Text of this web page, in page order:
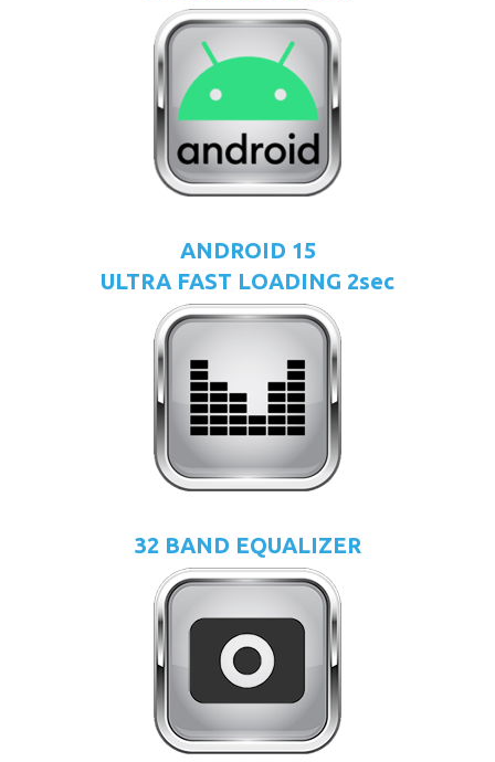
ANDROID 15
ULTRA FAST LOADING 2sec
32 BAND EQUALIZER